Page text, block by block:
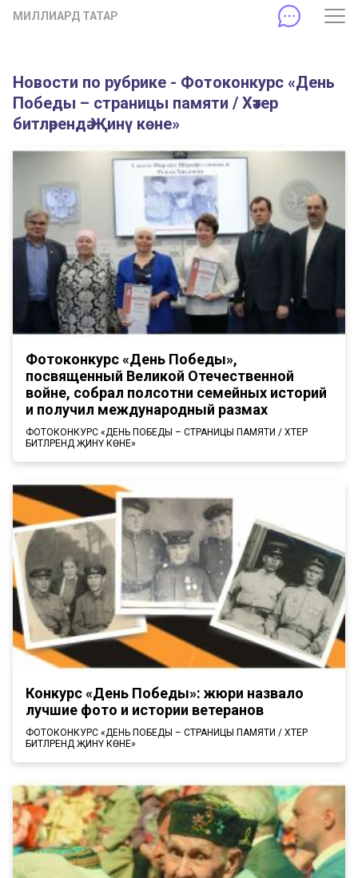
МИЛЛИАРД ТАТАР
Новости по рубрике - Фотоконкурс «День
Победы – страницы памяти / Хәтер
битләрендә Җинү көне»
Фотоконкурс «День Победы»,
посвященный Великой Отечественной
войне, собрал полсотни семейных историй
и получил международный размах
ФОТОКОНКУРС «ДЕНЬ ПОБЕДЫ – СТРАНИЦЫ ПАМЯТИ / ХӘТЕР
БИТЛӘРЕНДӘ ҖИНҮ КӨНЕ»
Конкурс «День Победы»: жюри назвало
лучшие фото и истории ветеранов
ФОТОКОНКУРС «ДЕНЬ ПОБЕДЫ – СТРАНИЦЫ ПАМЯТИ / ХӘТЕР
БИТЛӘРЕНДӘ ҖИНҮ КӨНЕ»